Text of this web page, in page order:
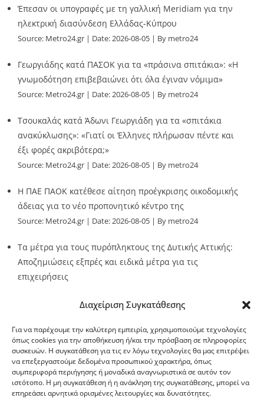
Διαχείριση Συγκατάθεσης
Για να παρέχουμε την καλύτερη εμπειρία, χρησιμοποιούμε τεχνολογίες
όπως cookies για την αποθήκευση ή/και την πρόσβαση σε πληροφορίες
συσκευών. Η συγκατάθεση για τις εν λόγω τεχνολογίες θα μας επιτρέψει
να επεξεργαστούμε δεδομένα προσωπικού χαρακτήρα, όπως
συμπεριφορά περιήγησης ή μοναδικά αναγνωριστικά σε αυτόν τον
ιστότοπο. Η μη συγκατάθεση ή η ανάκληση της συγκατάθεσης, μπορεί να
επηρεάσει αρνητικά ορισμένες λειτουργίες και δυνατότητες.
Έπεσαν οι υπογραφές με τη γαλλική Meridiam για την
ηλεκτρική διασύνδεση Ελλάδας-Κύπρου
Source: Metro24.gr Date: 2026-08-05 By metro24
Γεωργιάδης κατά ΠΑΣΟΚ για τα «πράσινα σπιτάκια»: «Η
γνωμοδότηση επιβεβαιώνει ότι όλα έγιναν νόμιμα»
Source: Metro24.gr Date: 2026-08-05 By metro24
Τσουκαλάς κατά Άδωνι Γεωργιάδη για τα «σπιτάκια
ανακύκλωσης»: «Γιατί οι Έλληνες πλήρωσαν πέντε και
έξι φορές ακριβότερα;»
Source: Metro24.gr Date: 2026-08-05 By metro24
Η ΠΑΕ ΠΑΟΚ κατέθεσε αίτηση προέγκρισης οικοδομικής
άδειας για το νέο προπονητικό κέντρο της
Source: Metro24.gr Date: 2026-08-05 By metro24
Τα μέτρα για τους πυρόπληκτους της Δυτικής Αττικής:
Αποζημιώσεις εξπρές και ειδικά μέτρα για τις
επιχειρήσεις
G-point.gr